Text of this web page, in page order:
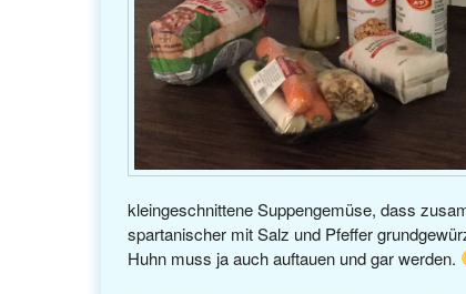
kleingeschnittene Suppengemüse, dass
spartanischer mit Salz und Pfeffer
Huhn muss ja auch auftauen und gar werden.